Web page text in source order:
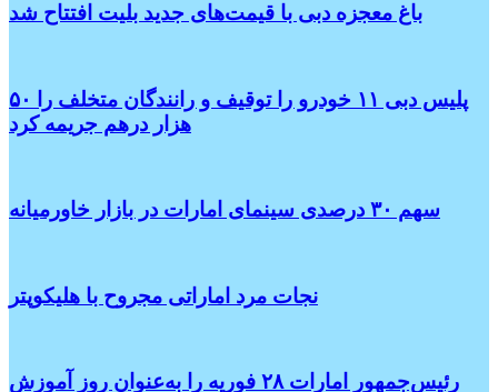
باغ معجزه دبی با قیمت‌های جدید بلیت افتتاح شد
پلیس دبی ۱۱ خودرو را توقیف و رانندگان متخلف را ۵۰
هزار درهم جریمه کرد
سهم ۳۰ درصدی سینمای امارات در بازار خاورمیانه
نجات مرد اماراتی مجروح با هلیکوپتر
رئیس‌جمهور امارات ۲۸ فوریه را به‌عنوان روز آموزش